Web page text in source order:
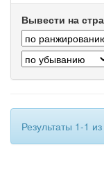
Вывести на
Результаты 1-1